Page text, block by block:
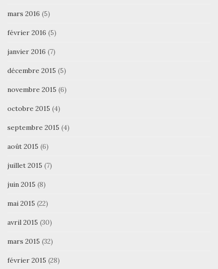
mars 2016 (5)
février 2016 (5)
janvier 2016 (7)
décembre 2015 (5)
novembre 2015 (6)
octobre 2015 (4)
septembre 2015 (4)
août 2015 (6)
juillet 2015 (7)
juin 2015 (8)
mai 2015 (22)
avril 2015 (30)
mars 2015 (32)
février 2015 (28)